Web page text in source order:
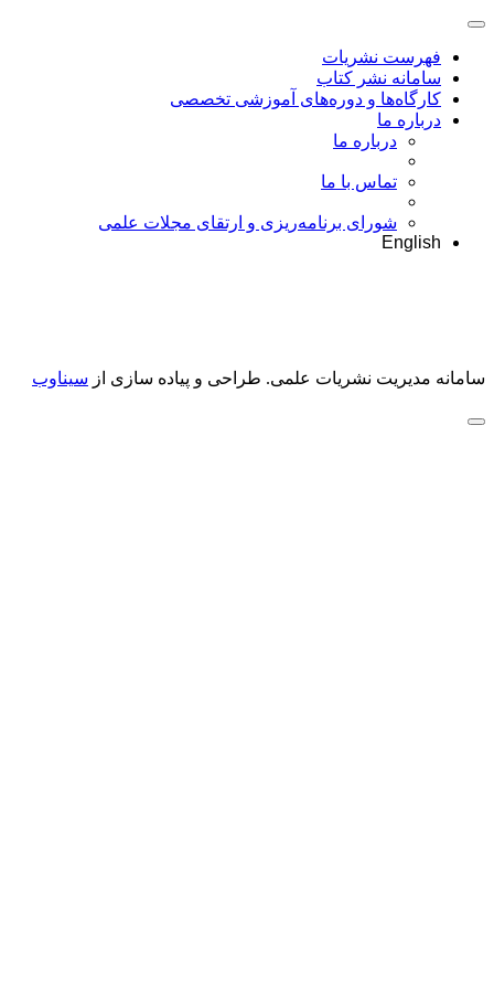
فهرست نشریات
سامانه نشر کتاب
کارگاه‌ها و دوره‌های آموزشی تخصصی
درباره ما
درباره ما
تماس با ما
شورای برنامه‌ریزی و ارتقای مجلات علمی
English
سامانه مدیریت نشریات علمی. طراحی و پیاده سازی از سیناوب